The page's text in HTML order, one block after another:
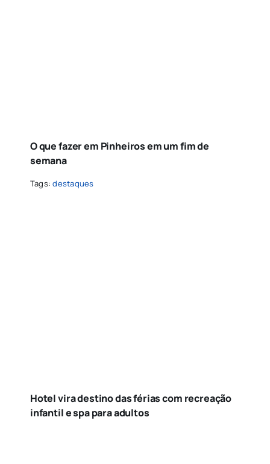
O que fazer em Pinheiros em um fim de
semana
Tags:destaques
Hotel vira destino das férias com recreação
infantil e spa para adultos